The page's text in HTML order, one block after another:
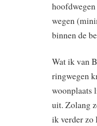
wegen
binnen de
Wat ik van
ringwegen
woonplaats
uit. Zolang
ik verder zo